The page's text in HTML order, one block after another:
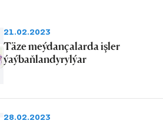
21.02.2023
Täze meýdançalarda işler
ýaýbaňlandyrylýar
28.02.2023